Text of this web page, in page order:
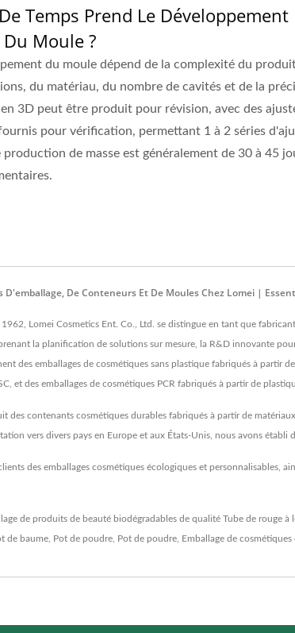
Temps Prend Le
Moule ?
du moule dépend de la complexité du
du matériau, du nombre de cavités et de la
3D peut être produit pour révision, avec des
pour vérification, permettant 1 à 2 séries
production de masse est généralement de 30 à 45
D'emballage, De Conteneurs Et De Moules Chez Lomei |
Lomei Cosmetics Ent. Co., Ltd. se distingue en tant que
la planification de solutions sur mesure, la R&D innovante
des emballages de cosmétiques sans plastique fabriqués à partir
et des emballages de cosmétiques PCR fabriqués à partir de
des contenants cosmétiques durables fabriqués à partir de
vers divers pays en Europe et aux États-Unis, nous avons établi
des emballages cosmétiques écologiques et personnalisables,
de produits de beauté biodégradables de qualité Tube de rouge à
de baume Pot de poudre Pot de poudre Emballage de